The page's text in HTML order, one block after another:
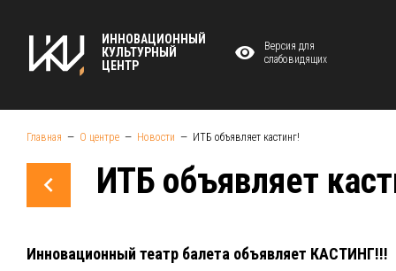
ИННОВАЦИОННЫЙ
КУЛЬТУРНЫЙ
ЦЕНТР
Версия для
слабовидящих
Главная О центре Новости ИТБ объявляет кастинг!
ИТБ объявляет
Инновационный театр балета объявляет КАСТИНГ!!!